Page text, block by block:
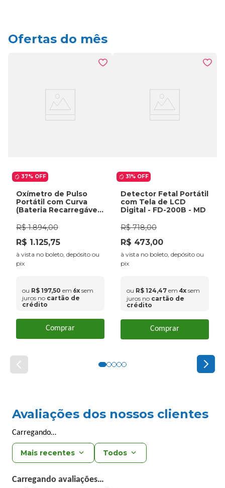
Ofertas do mês
37% OFF
Oxímetro de Pulso
Portátil com Curva
(Bateria Recarregável
Medtech
R$ 1.894,00
R$ 1.125,75
à vista no boleto, depósito ou
pix
ou R$ 197,50 em 6x sem
juros no cartão de
crédito
Comprar
31% OFF
Detector Fetal Portátil
com Tela de LCD
Digital - FD-200B - MD
R$ 718,00
R$ 473,00
à vista no boleto, depósito ou
pix
ou R$ 124,47 em 4x sem
juros no cartão de
crédito
Comprar
Avaliações dos nossos clientes
Carregando…
Mais recentes Todos
Carregando avaliações…